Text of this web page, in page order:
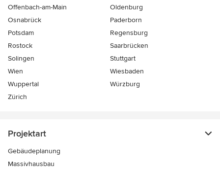
Offenbach-am-Main
Oldenburg
Osnabrück
Paderborn
Potsdam
Regensburg
Rostock
Saarbrücken
Solingen
Stuttgart
Wien
Wiesbaden
Wuppertal
Würzburg
Zürich
Projektart
Gebäudeplanung
Massivhausbau